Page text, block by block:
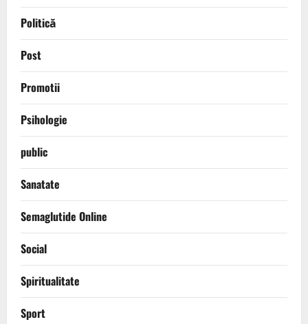
Politică
Post
Promotii
Psihologie
public
Sanatate
Semaglutide Online
Social
Spiritualitate
Sport